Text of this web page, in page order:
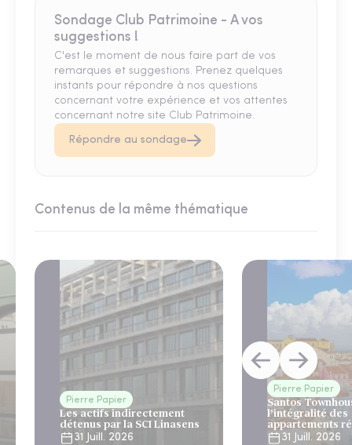
Sondage Club Patrimoine - A vos
suggestions !
C'est le moment de nous faire part de vos
remarques et suggestions. Prenez quelques
instants pour répondre à nos questions
concernant votre expérience et vos attentes
concernant notre site Club Patrimoine.
Répondre au sondage
Contenus de la même thématique
Pierre Papier
Les actifs indirectement
détenus par la SCI Linasens
31 Juill. 2026
Pierre Papier
Santos
l’intégralité des
appartements
Lisbonne
31 Juill. 2026